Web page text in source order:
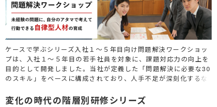
ケースで学ぶシリーズ入社１～５年目向け問題解決ワークショッ
プは、入社１〜５年目の若手社員を対象に、課題対応力の向上を
目的として開発しました。当社が定義した「問題解決に必要な30
のスキル」をベースに構成されており、人手不足が深刻化するな
変化の時代の階層別研修シリーズ